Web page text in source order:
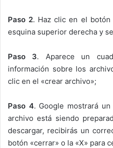
Paso 2. Haz clic en el
esquina superior derecha y
Paso 3. Aparece un
información sobre los
clic en el «crear archivo»;
Paso 4. Google mostrará
archivo está siendo
descargar, recibirás un
botón «cerrar» o la «X» para